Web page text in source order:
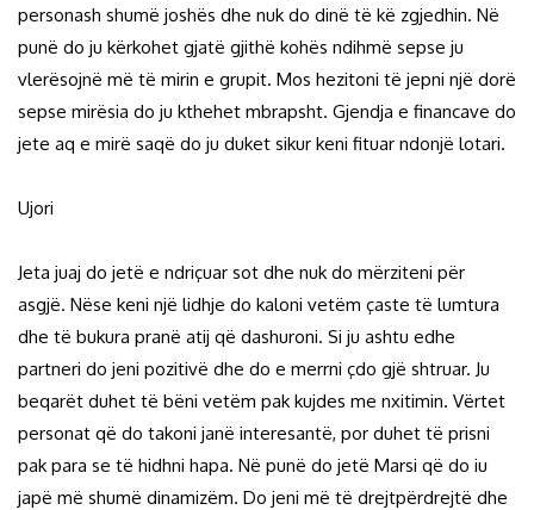
personash shumë joshës dhe nuk do dinë të kë zgjedhin. Në
punë do ju kërkohet gjatë gjithë kohës ndihmë sepse ju
vlerësojnë më të mirin e grupit. Mos hezitoni të jepni një dorë
sepse mirësia do ju kthehet mbrapsht. Gjendja e financave do
jete aq e mirë saqë do ju duket sikur keni fituar ndonjë lotari.
Ujori
Jeta juaj do jetë e ndriçuar sot dhe nuk do mërziteni për
asgjë. Nëse keni një lidhje do kaloni vetëm çaste të lumtura
dhe të bukura pranë atij që dashuroni. Si ju ashtu edhe
partneri do jeni pozitivë dhe do e merrni çdo gjë shtruar. Ju
beqarët duhet të bëni vetëm pak kujdes me nxitimin. Vërtet
personat që do takoni janë interesantë, por duhet të prisni
pak para se të hidhni hapa. Në punë do jetë Marsi që do iu
japë më shumë dinamizëm. Do jeni më të drejtpërdrejtë dhe